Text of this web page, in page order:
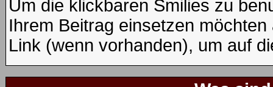
Um die klickbaren Smilies zu
Ihrem Beitrag einsetzen
Link (wenn vorhanden), um auf